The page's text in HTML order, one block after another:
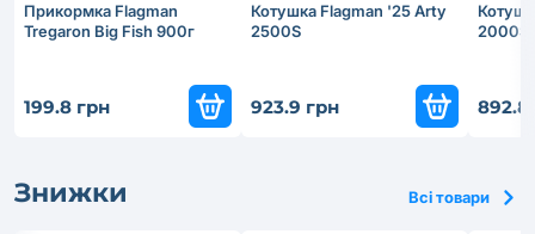
Прикормка Flagman
Tregaron Big Fish 900г
199.8 грн
Котушка Flagman '25 Arty
2500S
923.9 грн
2000S
892.8
Знижки Всі товари